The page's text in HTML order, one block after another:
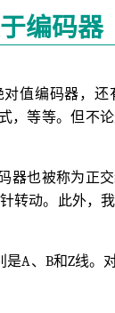
编码器
值编码器，
，等等。但不
器也被称为正
转动。此外，
A、B和Z线。